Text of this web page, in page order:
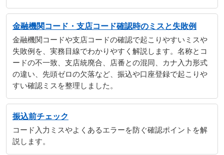
金融機関コード・支店コード確認時のミスと失敗例
金融機関コードや支店コードの確認で起こりやすいミスや
失敗例を、実務目線でわかりやすく解説します。名称とコ
ードの不一致、支店統廃合、店番との混同、カナ入力形式
の違い、先頭ゼロの欠落など、振込や口座登録で起こりや
すい確認ミスを整理しました。
振込前チェック
コード入力ミスやよくあるエラーを防ぐ確認ポイントを解
説します。